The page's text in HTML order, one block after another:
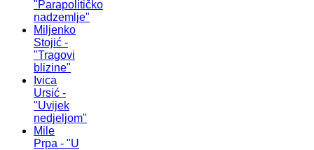
"Parapolitičko
nadzemlje"
Miljenko
Stojić -
"Tragovi
blizine"
Ivica
Ursić -
"Uvijek
nedjeljom"
Mile
Prpa - "U